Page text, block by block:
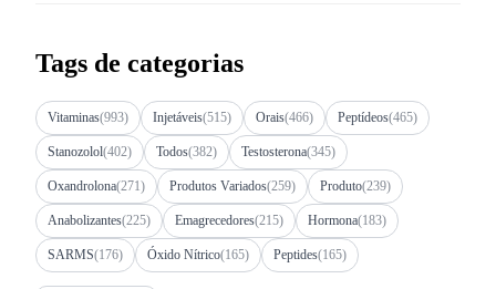
Tags de categorias
Vitaminas(993) Injetáveis(515) Orais(466) Peptídeos(465)
Stanozolol(402) Todos(382) Testosterona(345)
Oxandrolona(271) Produtos Variados(259) Produto(239)
Anabolizantes(225) Emagrecedores(215) Hormona(183)
SARMS(176) Óxido Nítrico(165) Peptides(165)